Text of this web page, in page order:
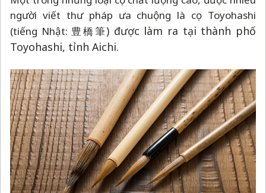
Ảnh: fude-itoh
Tổng sản lượng cọ Toyohashi hàng năm là 1,8 triệu